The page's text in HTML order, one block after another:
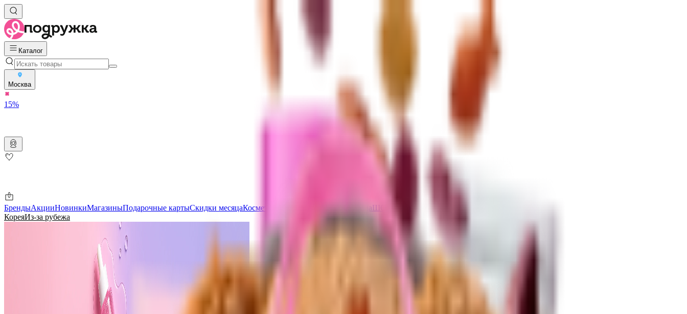
Каталог
Москва
15%
БрендыАкцииНовинкиМагазиныПодарочные картыСкидки месяцаКосметика с ПДРН Защита от солнцаШОК-цена
КореяИз-за рубежа